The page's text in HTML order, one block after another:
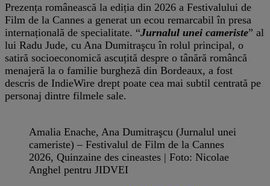
Prezența românească la ediția din 2026 a Festivalului de
Film de la Cannes a generat un ecou remarcabil în presa
internațională de specialitate. “Jurnalul unei cameriste” al
lui Radu Jude, cu Ana Dumitraşcu în rolul principal, o
satiră socioeconomică ascuțită despre o tânără româncă
menajeră la o familie burgheză din Bordeaux, a fost
descris de IndieWire drept poate cea mai subtil centrată pe
personaj dintre filmele sale.
Amalia Enache, Ana Dumitraşcu (Jurnalul unei
cameriste) – Festivalul de Film de la Cannes
2026, Quinzaine des cineastes | Foto: Nicolae
Anghel pentru JIDVEI